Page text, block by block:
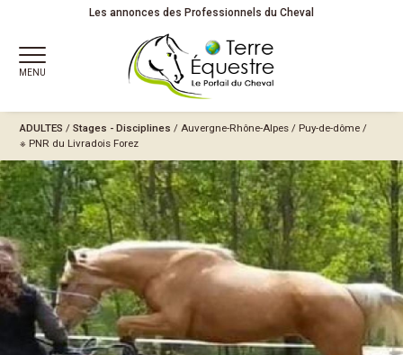
Les annonces des Professionnels du Cheval
MENU
ADULTES /Stages - Disciplines /Auvergne-Rhône-Alpes / Puy-de-dôme /
※ PNR du Livradois Forez